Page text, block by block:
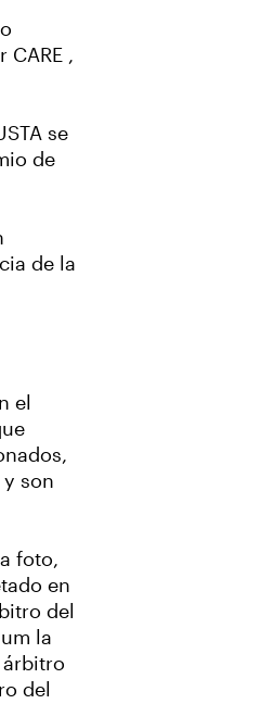
,
se
de
de la
el
son
foto,
en
del
la
árbitro
del